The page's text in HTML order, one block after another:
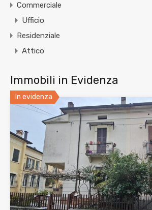
Commerciale
Ufficio
Residenziale
Attico
Immobili in Evidenza
In evidenza